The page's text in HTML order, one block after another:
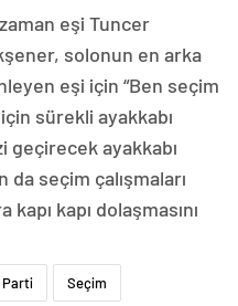
eşi Tuncer
solonun en arka
eşi için “Ben seçim
sürekli ayakkabı
ayakkabı
da seçim çalışmaları
kapı dolaşmasını
Parti Seçim